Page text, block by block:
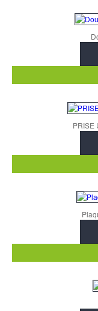
PRISE